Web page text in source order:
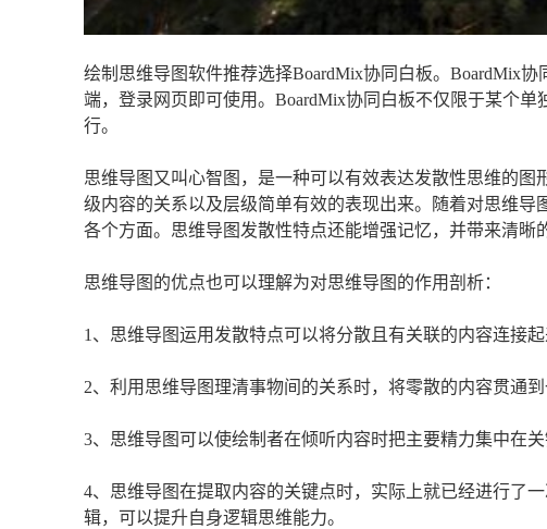
绘制思维导图软件推荐选择BoardMix协同白板。BoardMix
端，登录网页即可使用。BoardMix协同白板不仅限于某个单
行。
思维导图又叫心智图，是一种可以有效表达发散性思维的
级内容的关系以及层级简单有效的表现出来。随着对思维
各个方面。思维导图发散性特点还能增强记忆，并带来清晰
思维导图的优点也可以理解为对思维导图的作用剖析：
1、思维导图运用发散特点可以将分散且有关联的内容连接
2、利用思维导图理清事物间的关系时，将零散的内容贯通
3、思维导图可以使绘制者在倾听内容时把主要精力集中在
4、思维导图在提取内容的关键点时，实际上就已经进行了
辑，可以提升自身逻辑思维能力。